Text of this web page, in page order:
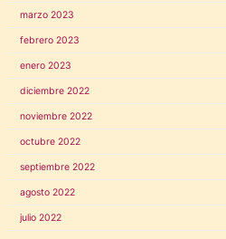
marzo 2023
febrero 2023
enero 2023
diciembre 2022
noviembre 2022
octubre 2022
septiembre 2022
agosto 2022
julio 2022